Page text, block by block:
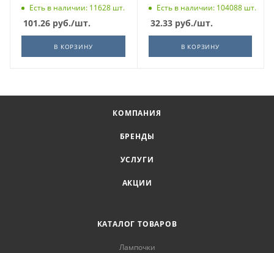
Есть в наличии: 11628 шт.
101.26 руб./шт.
В КОРЗИНУ
Есть в наличии: 104088 шт.
32.33руб./шт.
В КОРЗИНУ
КОМПАНИЯ
БРЕНДЫ
УСЛУГИ
АКЦИИ
КАТАЛОГ ТОВАРОВ
Лампочки